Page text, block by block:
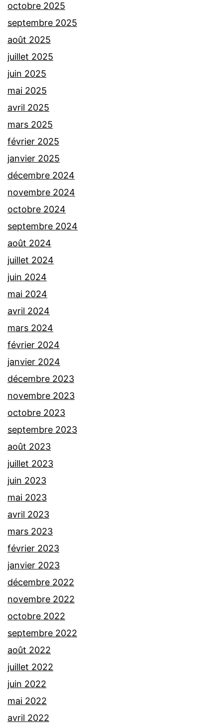
octobre 2025
septembre 2025
août 2025
juillet 2025
juin 2025
mai 2025
avril 2025
mars 2025
février 2025
janvier 2025
décembre 2024
novembre 2024
octobre 2024
septembre 2024
août 2024
juillet 2024
juin 2024
mai 2024
avril 2024
mars 2024
février 2024
janvier 2024
décembre 2023
novembre 2023
octobre 2023
septembre 2023
août 2023
juillet 2023
juin 2023
mai 2023
avril 2023
mars 2023
février 2023
janvier 2023
décembre 2022
novembre 2022
octobre 2022
septembre 2022
août 2022
juillet 2022
juin 2022
mai 2022
avril 2022